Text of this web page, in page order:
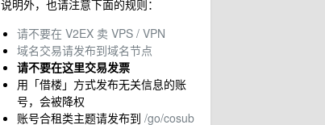
说明外，也请注意下面的规则：
请不要在 V2EX 卖 VPS / VPN
域名交易请发布到域名节点
请不要在这里交易发票
用「借楼」方式发布无关信息的账
号，会被降权
账号合租类主题请发布到 /go/cosub